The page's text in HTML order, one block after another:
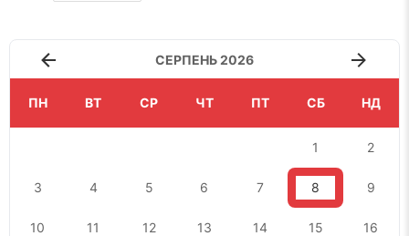
СЕРПЕНЬ 2026
ПН ВТ СР ЧТ ПТ СБ НД
1 2
3 4 5 6 7 8 9
10 11 12 13 14 15 16